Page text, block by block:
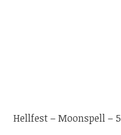
Hellfest – Moonspell – 5